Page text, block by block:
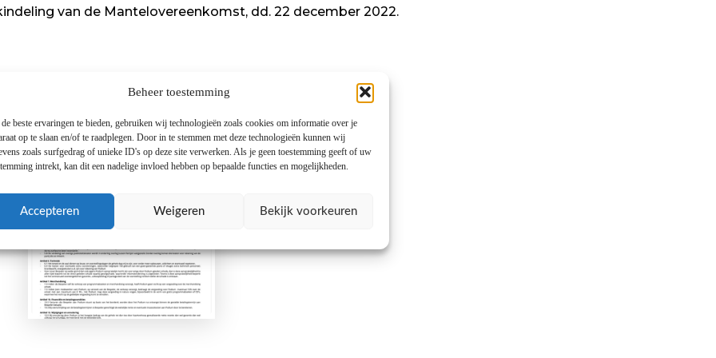
Beheer toestemming
beste ervaringen te bieden, gebruiken wij technologieën zoals cookies om informatie over je
op te slaan en/of te raadplegen. Door in te stemmen met deze technologieën kunnen wij
zoals surfgedrag of unieke ID's op deze site verwerken. Als je geen toestemming geeft of uw
intrekt, kan dit een nadelige invloed hebben op bepaalde functies en mogelijkheden.
Accepteren Weigeren Bekijk voorkeuren
van de Mantelovereenkomst, dd. 22 december 2022.
Algemene
Voorwaarden Theater
Download hier!